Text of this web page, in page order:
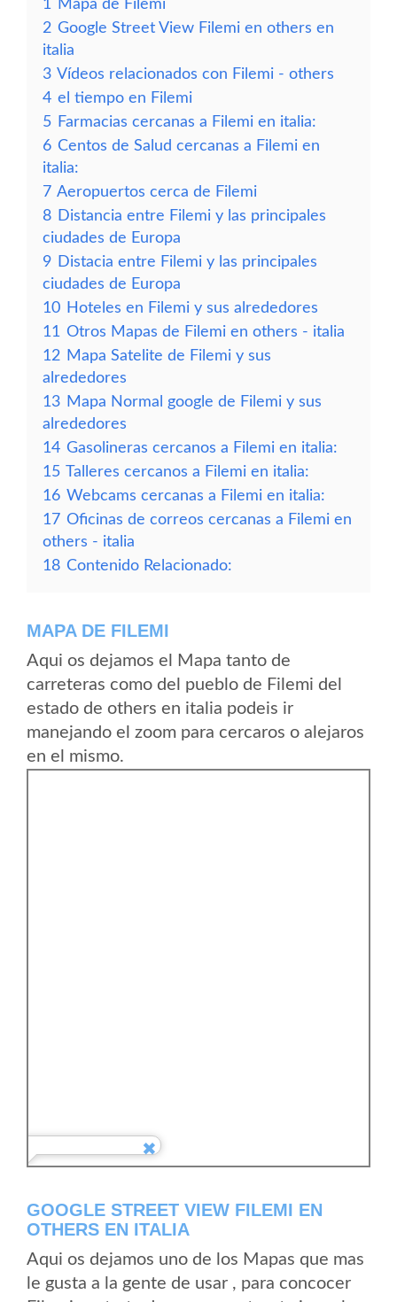
1
Mapa de Filemi
2 Google Street View Filemi en others en
italia
3 Vídeos relacionados con Filemi - others
4 el tiempo en Filemi
5 Farmacias cercanas a Filemi en italia:
6 Centos de Salud cercanas a Filemi en
italia:
7 Aeropuertos cerca de Filemi
8 Distancia entre Filemi y las principales
ciudades de Europa
9 Distacia entre Filemi y las principales
ciudades de Europa
10 Hoteles en Filemi y sus alrededores
11 Otros Mapas de Filemi en others - italia
12 Mapa Satelite de Filemi y sus
alrededores
13 Mapa Normal google de Filemi y sus
alrededores
14 Gasolineras cercanos a Filemi en italia:
15 Talleres cercanos a Filemi en italia:
16 Webcams cercanas a Filemi en italia:
17 Oficinas de correos cercanas a Filemi en
others - italia
18 Contenido Relacionado:
MAPA DE FILEMI
Aqui os dejamos el Mapa tanto de
carreteras como del pueblo de Filemi del
estado de others en italia podeis ir
manejando el zoom para cercaros o alejaros
en el mismo.
GOOGLE STREET VIEW FILEMI EN
OTHERS EN ITALIA
Aqui os dejamos uno de los Mapas que mas
le gusta a la gente de usar , para concocer